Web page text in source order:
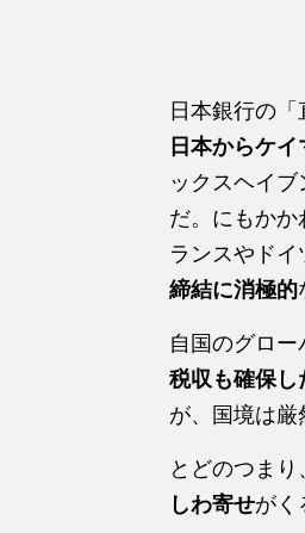
日本銀行の
日本からケ
ックスヘイ
だ。にもか
ランスやドイ
締結に消極的
自国のグロー
税収も確保し
が、国境は厳
とどのつま
しわ寄せがく